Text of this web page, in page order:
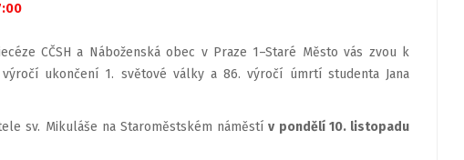
CČSH a Náboženská obec v Praze 1–Staré Město vás zvou k
ukončení 1. světové války a 86. výročí úmrtí studenta Jana
sv. Mikuláše na Staroměstském náměstív pondělí 10. listopadu